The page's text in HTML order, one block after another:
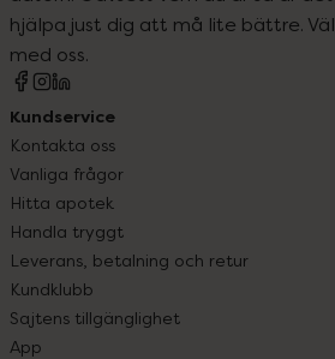
hjälpa just dig att må lite bättre.
med oss.
Kundservice
Kontakta oss
Vanliga frågor
Hitta apotek
Handla tryggt
Leverans, betalning och retur
Kundklubb
Sajtens tillgänglighet
App